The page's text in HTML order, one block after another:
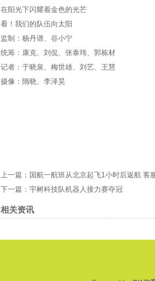
在阳光下闪耀着金色的光芒
看！我们的队伍向太阳
监制：杨丹谱、谷小宁
统筹：康克、刘侃、张泰玮、郭栋材
记者：于晓泉、梅世雄、刘艺、王慧
摄像：隋晓、李泽昊
上一篇： 国航一航班从北京起飞1小时后返航 客
下一篇： 宇树科技队机器人接力赛夺冠
相关资讯